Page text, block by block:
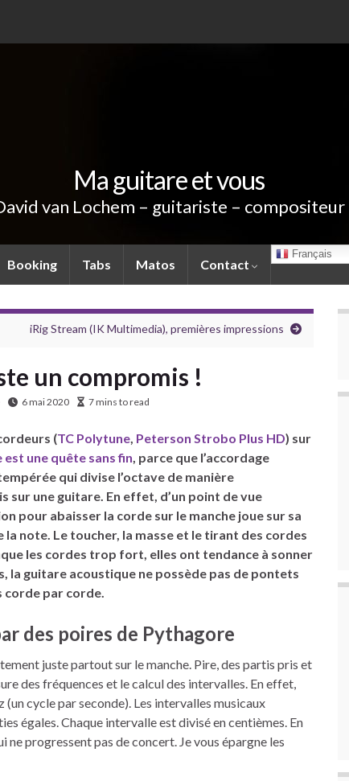
Ma guitare et vous
van Lochem – guitariste – compositeur
Booking Tabs Matos Contact
Français
iRig Stream (IK Multimedia), premières impressions
un compromis !
6 mai 2020 7 mins to read
(TC Polytune, Peterson Strobo Plus HD) sur
est une quête sans fin, parce que l’accordage
qui divise l’octave de manière
une guitare. En effet, d’un point de vue
pour abaisser la corde sur le manche joue sur sa
note. Le toucher, la masse et le tirant des cordes
les cordes trop fort, elles ont tendance à sonner
la guitare acoustique ne possède pas de pontets
par corde.
des poires de Pythagore
juste partout sur le manche. Pire, des partis pris et
des fréquences et le calcul des intervalles. En effet,
cycle par seconde). Les intervalles musicaux
égales. Chaque intervalle est divisé en centièmes. En
progressent pas de concert. Je vous épargne les